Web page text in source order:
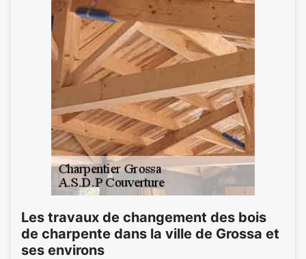
Les travaux de changement des bois
de charpente dans la ville de Grossa et
ses environs